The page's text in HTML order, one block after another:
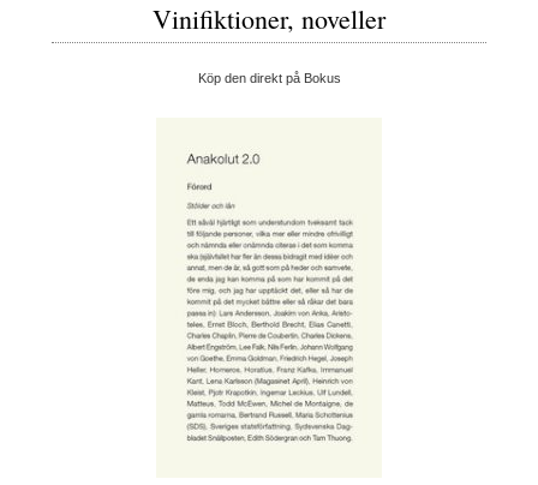
Vinifiktioner, noveller
Köp den direkt på Bokus